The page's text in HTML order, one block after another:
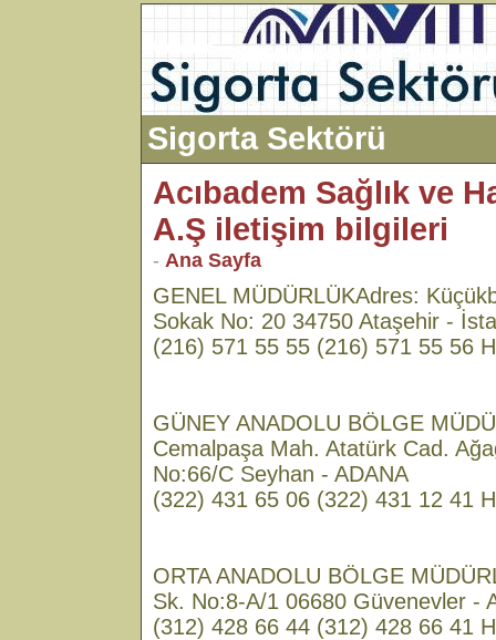
Sigorta Sektörü
Acıbadem Sağlık ve
A.Ş iletişim bilgileri
- Ana Sayfa
GENEL MÜDÜRLÜKAdres:
Sokak No: 20 34750 Ataşehir -
(216) 571 55 55 (216) 571 55 56
GÜNEY ANADOLU BÖLGE
Cemalpaşa Mah. Atatürk Cad.
No:66/C Seyhan - ADANA
(322) 431 65 06 (322) 431 12 41
ORTA ANADOLU BÖLGE
Sk. No:8-A/1 06680 Güvenevler -
(312) 428 66 44 (312) 428 66 41